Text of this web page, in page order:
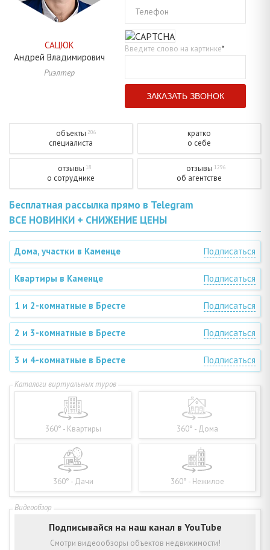
САЦЮК
Андрей Владимирович
Риэлтер
Телефон
Введите слово на картинке*
объекты 206
специалиста
кратко
о себе
отзывы 18
о сотруднике
отзывы 1296
об агентстве
Бесплатная рассылка прямо в Telegram
ВСЕ НОВИНКИ + СНИЖЕНИЕ ЦЕНЫ
Дома, участки в Каменце Подписаться
Квартиры в Каменце Подписаться
1 и 2-комнатные в Бресте Подписаться
2 и 3-комнатные в Бресте Подписаться
3 и 4-комнатные в Бресте Подписаться
360° - Квартиры 360° - Дома
360° - Дачи 360° - Нежилое
Подписывайся на наш канал в YouTube
Смотри видеообзоры объектов недвижимости!